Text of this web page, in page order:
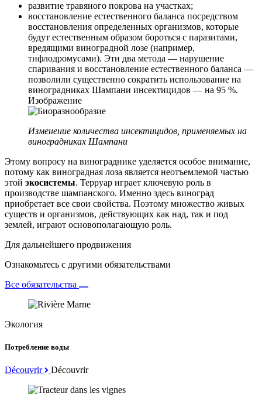
развитие травяного покрова на участках;
восстановление естественного баланса посредством
восстановления определенных организмов, которые
будут естественным образом бороться с паразитами,
вредящими виноградной лозе (например,
тифлодромусами). Эти два метода — нарушение
спаривания и восстановление естественного баланса —
позволили существенно сократить использование на
виноградниках Шампани инсектицидов — на 95 %.
Изображение
Изменение количества инсектицидов, применяемых на
виноградниках Шампани
Этому вопросу на винограднике уделяется особое внимание,
потому как виноградная лоза является неотъемлемой частью
этой экосистемы. Терруар играет ключевую роль в
производстве шампанского. Именно здесь виноград
приобретает все свои свойства. Поэтому множество живых
существ и организмов, действующих как над, так и под
землей, играют основополагающую роль.
Для дальнейшего продвижения
Ознакомьтесь с другими обязательствами
Все обязательства
Экология
Потребление воды
Découvrir Découvrir